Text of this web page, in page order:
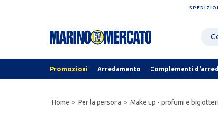
Promozioni Arredamento Complementi
Home Per la persona Make up - profumi e